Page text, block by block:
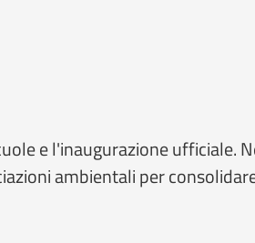
e l'inaugurazione ufficiale.
ambientali per